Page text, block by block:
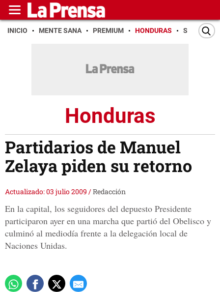
INICIO MENTE SANA PREMIUM HONDURAS SAN PEDRO
Honduras
Partidarios de Manuel
Zelaya piden su retorno
Actualizado: 03 julio 2009 /Redacción
En la capital, los seguidores del depuesto Presidente
participaron ayer en una marcha que partió del Obelisco y
culminó al mediodía frente a la delegación local de
Naciones Unidas.